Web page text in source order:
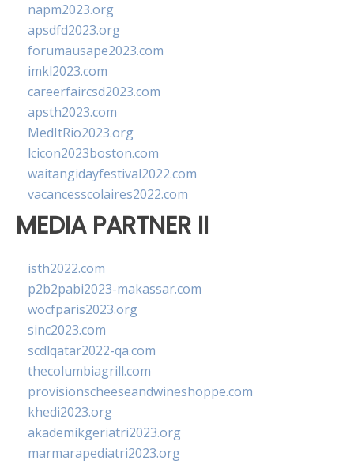
napm2023.org
apsdfd2023.org
forumausape2023.com
imkl2023.com
careerfaircsd2023.com
apsth2023.com
MedItRio2023.org
lcicon2023boston.com
waitangidayfestival2022.com
vacancesscolaires2022.com
MEDIA PARTNER II
isth2022.com
p2b2pabi2023-makassar.com
wocfparis2023.org
sinc2023.com
scdlqatar2022-qa.com
thecolumbiagrill.com
provisionscheeseandwineshoppe.com
khedi2023.org
akademikgeriatri2023.org
marmarapediatri2023.org